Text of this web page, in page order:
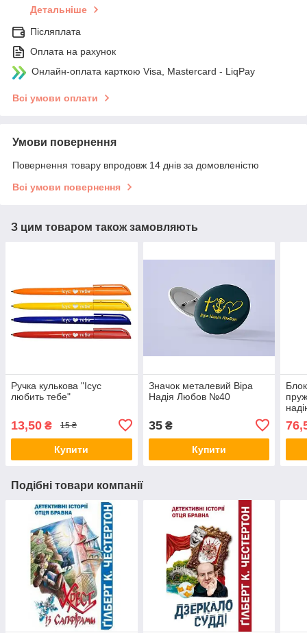
Детальніше
Післяплата
Оплата на рахунок
Онлайн-оплата карткою Visa, Mastercard - LiqPay
Всі умови оплати
Умови повернення
Повернення товару впродовж 14 днів за домовленістю
Всі умови повернення
З цим товаром також замовляють
Ручка кулькова "Ісус
любить тебе"
13,50 ₴ 15 ₴
Купити
Значок металевий Віра
Надія Любов №40
35₴
Купити
Подібні товари компанії